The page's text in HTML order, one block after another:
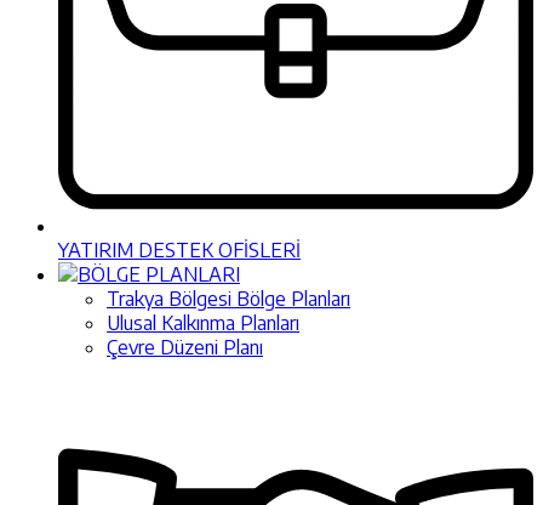
YATIRIM DESTEK OFİSLERİ
BÖLGE PLANLARI
Trakya Bölgesi Bölge Planları
Ulusal Kalkınma Planları
Çevre Düzeni Planı